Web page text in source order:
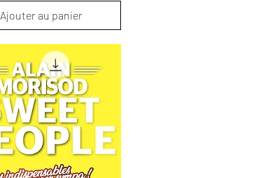
Ajouter au panier